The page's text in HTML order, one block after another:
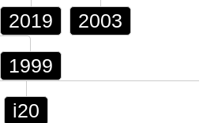
2019 2003
1999
i20